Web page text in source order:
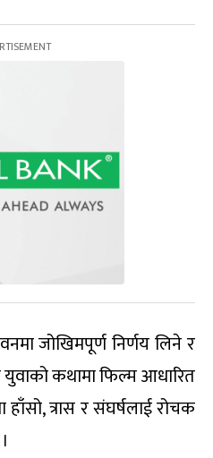
जोखिमपूर्ण निर्णय लिने र
कथामा फिल्म आधारित
त्रास र संघर्षलाई रोचक